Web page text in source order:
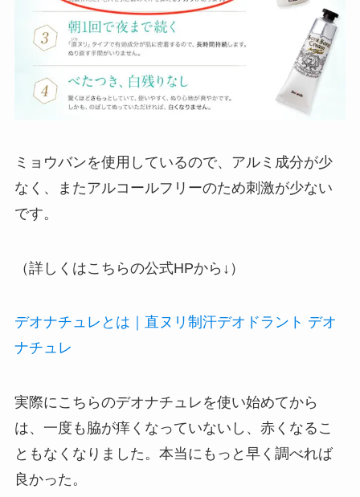
ミョウバンを使用しているので、アルミ成分が少
なく、またアルコールフリーのため刺激が少ない
です。
（詳しくはこちらの公式HPから↓）
デオナチュレとは｜直ヌリ制汗デオドラント デオ
ナチュレ
実際にこちらのデオナチュレを使い始めてから
は、一度も脇が痒くなっていないし、赤くなるこ
ともなくなりました。本当にもっと早く調べれば
良かった。